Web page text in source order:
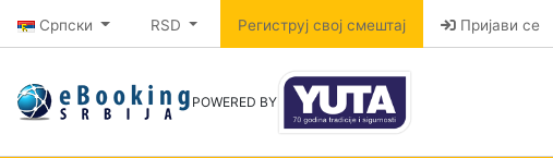
Српски RSD Региструј свој смештај Пријави се
POWERED BY